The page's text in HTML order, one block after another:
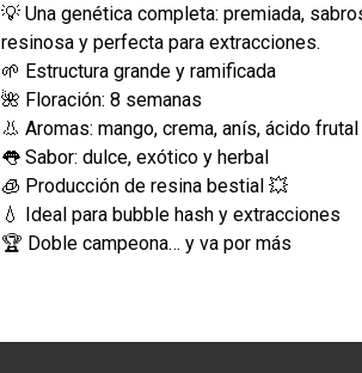
💡 Una genética completa: premiada,
resinosa y perfecta para extracciones.
🌱 Estructura grande y ramificada
🌺 Floración: 8 semanas
👃 Aromas: mango, crema, anís, ácido
👅 Sabor: dulce, exótico y herbal
🧊 Producción de resina bestial 💥
💧 Ideal para bubble hash y extracciones
🏆 Doble campeona… y va por más